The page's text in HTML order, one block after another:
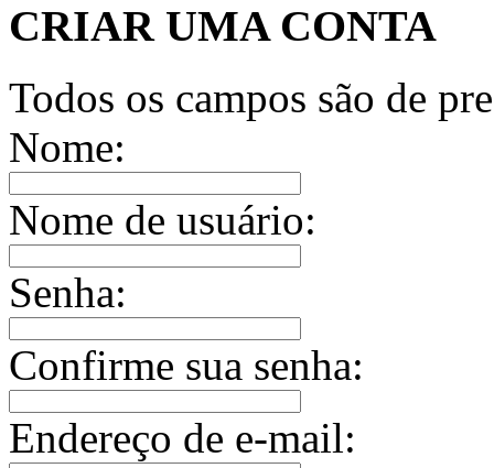
CRIAR UMA CONTA
Todos os campos são de
Nome:
Nome de usuário:
Senha:
Confirme sua senha:
Endereço de e-mail: